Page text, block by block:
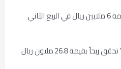
“ساسكو” تسجل خسارة بقيمة 6 ملايين ريال في الربع الثاني
بنمو 10.3%.. “الماجد للعود” تحقق ربحاً بقيمة 26.8 مليون ريال